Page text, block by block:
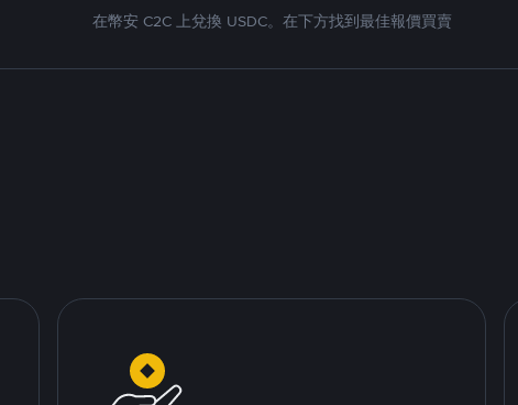
在幣安 C2C 上兌換 USDC。在下方找到最佳報價買賣